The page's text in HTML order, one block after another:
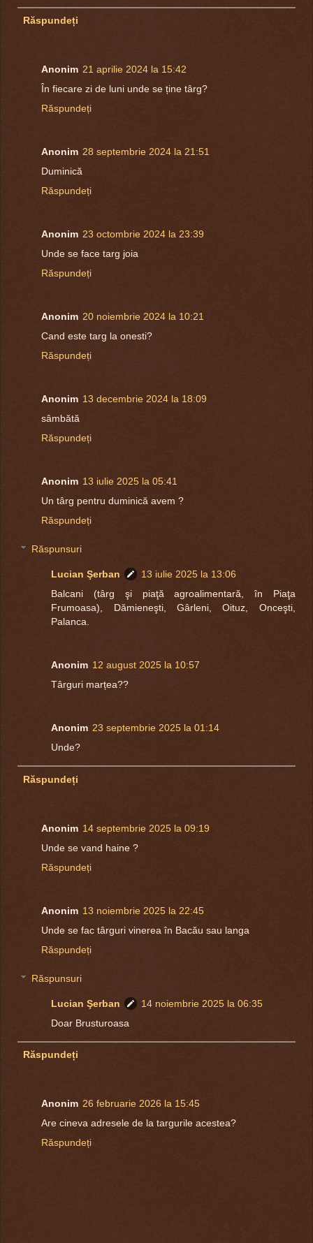
Răspundeți
Anonim 21 aprilie 2024 la 15:42
În fiecare zi de luni unde se ține târg?
Răspundeți
Anonim 28 septembrie 2024 la 21:51
Duminică
Răspundeți
Anonim 23 octombrie 2024 la 23:39
Unde se face targ joia
Răspundeți
Anonim 20 noiembrie 2024 la 10:21
Cand este targ la onesti?
Răspundeți
Anonim 13 decembrie 2024 la 18:09
sâmbătă
Răspundeți
Anonim 13 iulie 2025 la 05:41
Un târg pentru duminică avem ?
Răspundeți
Răspunsuri
Lucian Şerban
13 iulie 2025 la 13:06
Balcani (târg şi piaţă agroalimentară, în Piaţa
Frumoasa), Dămieneşti, Gârleni, Oituz, Onceşti,
Palanca.
Anonim 12 august 2025 la 10:57
Târguri marțea??
Anonim 23 septembrie 2025 la 01:14
Unde?
Răspundeți
Anonim 14 septembrie 2025 la 09:19
Unde se vand haine ?
Răspundeți
Anonim 13 noiembrie 2025 la 22:45
Unde se fac târguri vinerea în Bacău sau langa
Răspundeți
Răspunsuri
Lucian Şerban
14 noiembrie 2025 la 06:35
Doar Brusturoasa
Răspundeți
Anonim 26 februarie 2026 la 15:45
Are cineva adresele de la targurile acestea?
Răspundeți